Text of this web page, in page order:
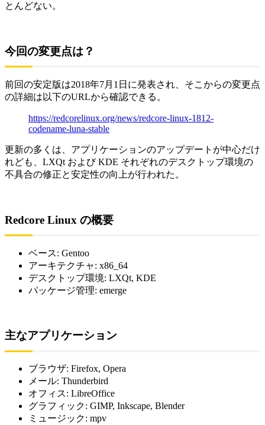
とんどない。
今回の変更点は？
前回の安定版は2018年7月1日に発表され、そこからの変更点
の詳細は以下のURLから確認できる。
https://redcorelinux.org/news/redcore-linux-1812-
codename-luna-stable
更新の多くは、アプリケーションのアップデートが中心だけ
れども、LXQt および KDE それぞれのデスクトップ環境の
不具合の修正と安定性の向上が行われた。
Redcore Linux の概要
ベース: Gentoo
アーキテクチャ: x86_64
デスクトップ環境: LXQt, KDE
パッケージ管理: emerge
主なアプリケーション
ブラウザ: Firefox, Opera
メール: Thunderbird
オフィス: LibreOffice
グラフィック: GIMP, Inkscape, Blender
ミュージック: mpv